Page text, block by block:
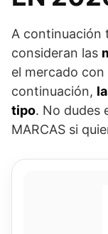
A continuación
consideran las
el mercado con
continuación,
tipo. No dudes
MARCAS si